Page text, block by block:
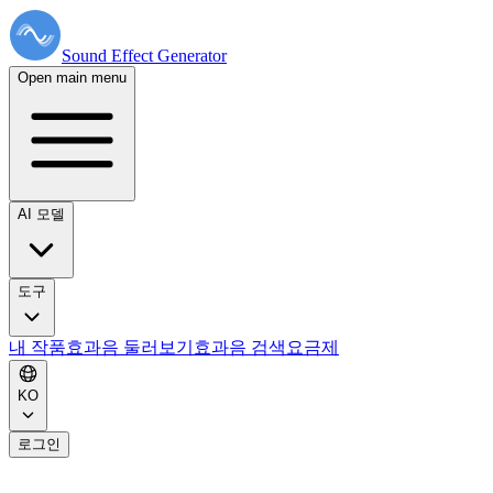
Sound Effect Generator
Open main menu
AI 모델
도구
내 작품효과음 둘러보기 효과음 검색 요금제
KO
로그인